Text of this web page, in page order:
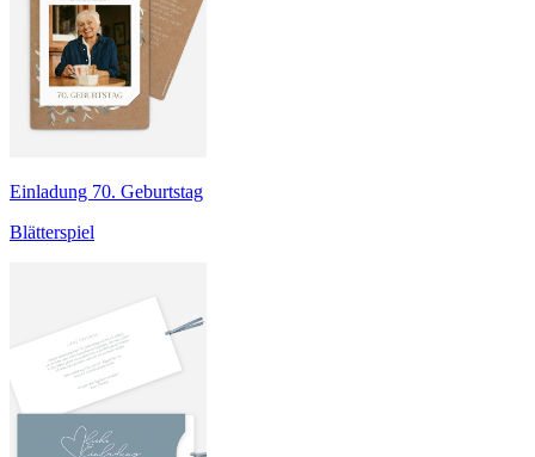
Einladung 70. Geburtstag
Blätterspiel